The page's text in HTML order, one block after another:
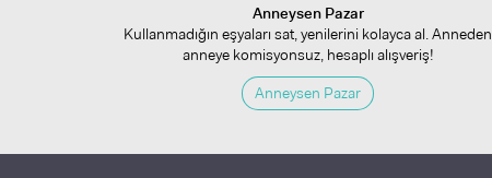
Anneysen Pazar
Kullanmadığın eşyaları sat, yenilerini kolayca al. Anneden
anneye komisyonsuz, hesaplı alışveriş!
Anneysen Pazar